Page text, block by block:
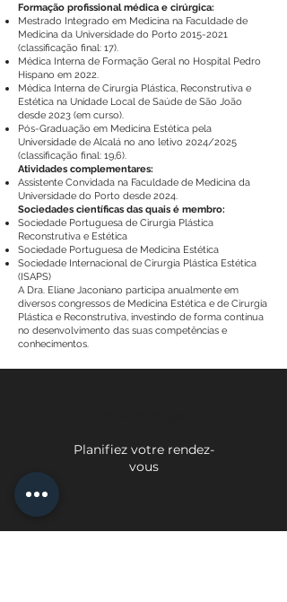
Formação profissional médica e cirúrgica:
Mestrado Integrado em Medicina na Faculdade de
Medicina da Universidade do Porto 2015-2021
(classificação final: 17).
Médica Interna de Formação Geral no Hospital Pedro
Hispano em 2022.
Médica Interna de Cirurgia Plástica, Reconstrutiva e
Estética na Unidade Local de Saúde de São João
desde 2023 (em curso).
Pós-Graduação em Medicina Estética pela
Universidade de Alcalá no ano letivo 2024/2025
(classificação final: 19,6).
Atividades complementares:
Assistente Convidada na Faculdade de Medicina da
Universidade do Porto desde 2024.
Sociedades científicas das quais é membro:
Sociedade Portuguesa de Cirurgia Plástica
Reconstrutiva e Estética
Sociedade Portuguesa de Medicina Estética
Sociedade Internacional de Cirurgia Plástica Estética
(ISAPS)
A Dra. Eliane Jaconiano participa anualmente em
diversos congressos de Medicina Estética e de Cirurgia
Plástica e Reconstrutiva, investindo de forma contínua
no desenvolvimento das suas competências e
conhecimentos.
Planifiez votre rendez-
vous